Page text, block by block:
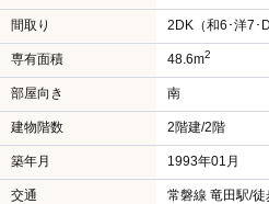
間取り 2DK（和6･洋7･
専有面積 48.6m2
部屋向き 南
建物階数 2階建/2階
築年月 1993年01月
交通 常磐線 竜田駅/